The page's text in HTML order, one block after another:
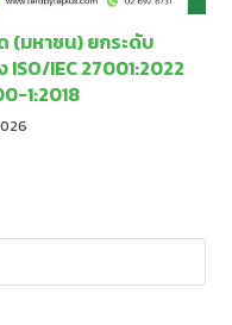
(มหาชน) ยกระดับ
IEC 27001:2022
1:2018